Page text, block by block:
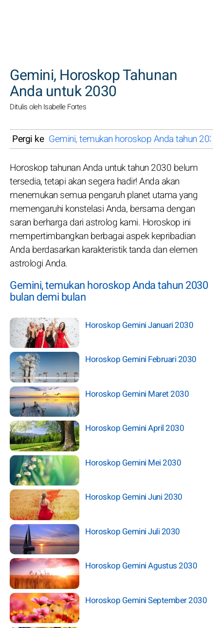
Gemini, Horoskop Tahunan
Anda untuk 2030
Ditulis oleh Isabelle Fortes
Pergi ke Gemini, temukan horoskop Anda tahun
Horoskop tahunan Anda untuk tahun 2030 belum
tersedia, tetapi akan segera hadir! Anda akan
menemukan semua pengaruh planet utama yang
memengaruhi konstelasi Anda, bersama dengan
saran berharga dari astrolog kami. Horoskop ini
mempertimbangkan berbagai aspek kepribadian
Anda berdasarkan karakteristik tanda dan elemen
astrologi Anda.
Gemini, temukan horoskop Anda tahun 2030
bulan demi bulan
Horoskop Gemini Januari 2030
Horoskop Gemini Februari 2030
Horoskop Gemini Maret 2030
Horoskop Gemini April 2030
Horoskop Gemini Mei 2030
Horoskop Gemini Juni 2030
Horoskop Gemini Juli 2030
Horoskop Gemini Agustus 2030
Horoskop Gemini September 2030